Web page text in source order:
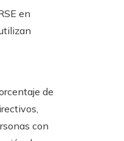
en
de
con